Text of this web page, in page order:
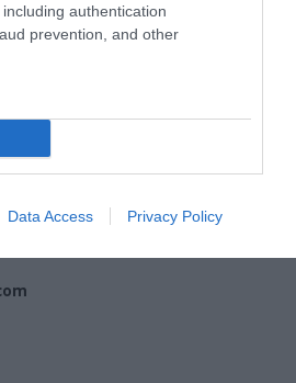
authentication
prevention, and other
Data Access Privacy Policy